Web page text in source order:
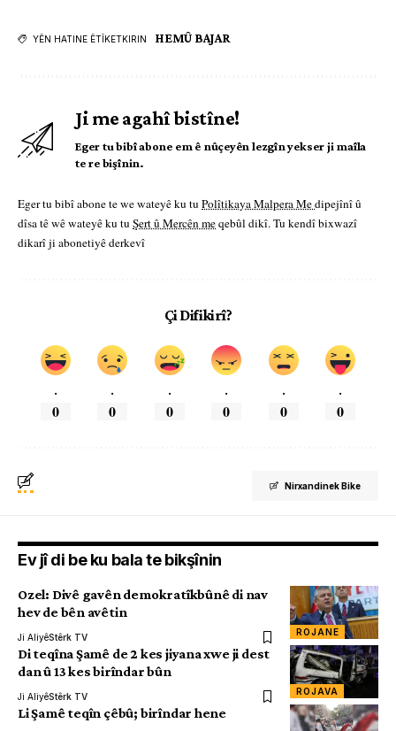
YÊN HATINE ÊTÎKETKIRIN HEMÛ BAJAR
Ji me agahî bistîne!
Eger tu bibî abone em ê nûçeyên lezgîn yekser ji maîla
te re bişînin.
Eger tu bibî abone te we wateyê ku tu Polîtikaya Malpera Medipejînî û
dîsa tê wê wateyê ku tu Şert û Mercên meqebûl dikî. Tu kendî bixwazî
dikarî ji abonetiyê derkevî
Çi Difikirî?
.
0
.
0
.
0
.
0
.
0
.
0
Nirxandinek Bike
Ev jî di be ku bala te bikşînin
ROJANE
Ozel: Divê gavên demokratîkbûnê di nav
hev de bên avêtin
Ji AliyêStêrk TV
ROJAVA
Di teqîna Şamê de 2 kes jiyana xwe ji dest
dan û 13 kes birîndar bûn
Ji AliyêStêrk TV
Li Şamê teqîn çêbû; birîndar hene